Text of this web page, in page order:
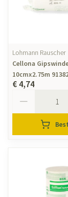
Lohmann Rauscher
Cellona
10cmx2.75m
€ 4,74